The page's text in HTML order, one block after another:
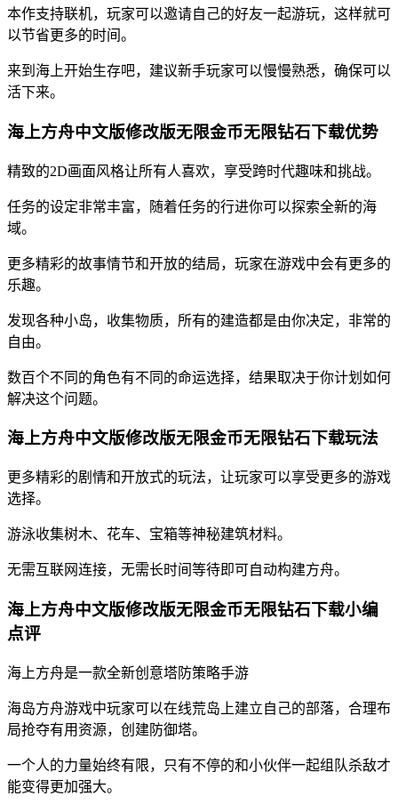
本作支持联机，玩家可以邀请自己的好友一起游玩，这样就可
以节省更多的时间。
来到海上开始生存吧，建议新手玩家可以慢慢熟悉，确保可以
活下来。
海上方舟中文版修改版无限金币无限钻石下载优势
精致的2D画面风格让所有人喜欢，享受跨时代趣味和挑战。
任务的设定非常丰富，随着任务的行进你可以探索全新的海
域。
更多精彩的故事情节和开放的结局，玩家在游戏中会有更多的
乐趣。
发现各种小岛，收集物质，所有的建造都是由你决定，非常的
自由。
数百个不同的角色有不同的命运选择，结果取决于你计划如何
解决这个问题。
海上方舟中文版修改版无限金币无限钻石下载玩法
更多精彩的剧情和开放式的玩法，让玩家可以享受更多的游戏
选择。
游泳收集树木、花车、宝箱等神秘建筑材料。
无需互联网连接，无需长时间等待即可自动构建方舟。
海上方舟中文版修改版无限金币无限钻石下载小编
点评
海上方舟是一款全新创意塔防策略手游
海岛方舟游戏中玩家可以在线荒岛上建立自己的部落，合理布
局抢夺有用资源，创建防御塔。
一个人的力量始终有限，只有不停的和小伙伴一起组队杀敌才
能变得更加强大。